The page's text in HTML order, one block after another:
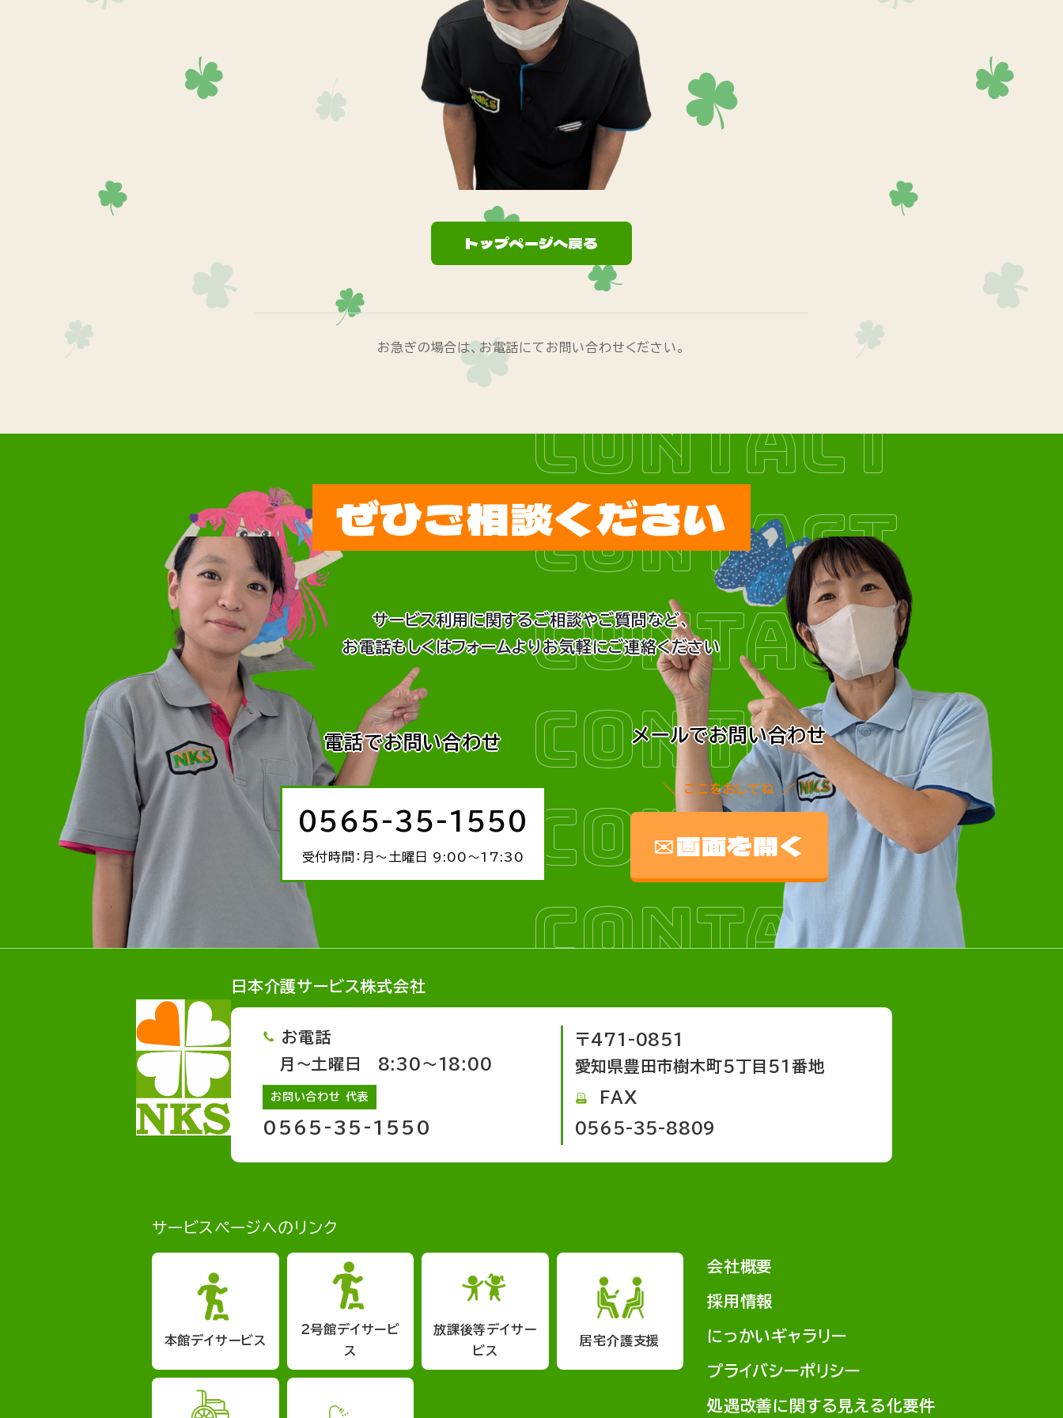
トップページへ戻る
お急ぎの場合は、お電話にてお問い合わせください。
CONTACT
CONTACT
CONTACT
CONTACT
CONTACT
CONTACT
ぜひご相談ください
サービス利用に関するご相談やご質問など、
お電話もしくはフォームよりお気軽にご連絡ください
電話でお問い合わせ
0565-35-1550
受付時間：月～土曜日 9:00～17:30
メールでお問い合わせ
ここをおしてね
✉画面を開く
日本介護サービス株式会社
お電話
月～土曜日 8:30～18:00
お問い合わせ 代表
0565-35-1550
〒471-0851
愛知県豊田市樹木町５丁目５１番地
FAX
0565-35-8809
サービスページへのリンク
本館デイサービス
２号館デイサービ
ス
放課後等デイサー
ビス
居宅介護支援
会社概要
採用情報
にっかいギャラリー
プライバシーポリシー
処遇改善に関する見える化要件